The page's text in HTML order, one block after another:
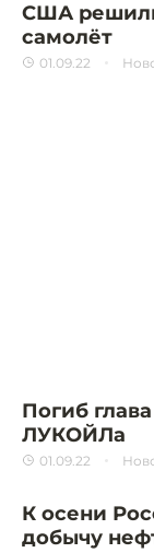
США
самолёт
01.09.22
Погиб
ЛУКОЙЛа
01.09.22
К осени
добычу